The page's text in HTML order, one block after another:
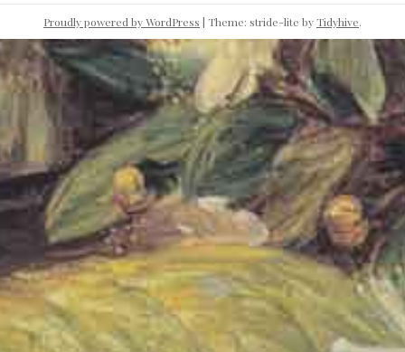
Proudly powered by WordPress | Theme: stride-lite byTidyhive.